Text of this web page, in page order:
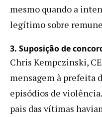
mesmo quando a
legítimo sobre
3. Suposição de
Chris Kempczinski,
mensagem à prefeita
episódios de
pais das vítimas